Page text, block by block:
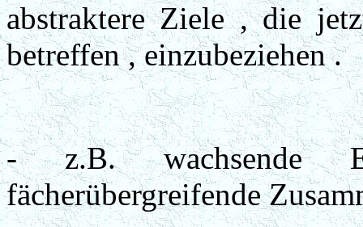
abstraktere Ziele , die
betreffen , einzubeziehen .
- z.B. wachsende
fächerübergreifende